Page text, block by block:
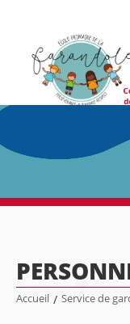
Accueil / Service de